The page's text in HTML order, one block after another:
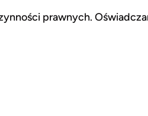
prawnych.